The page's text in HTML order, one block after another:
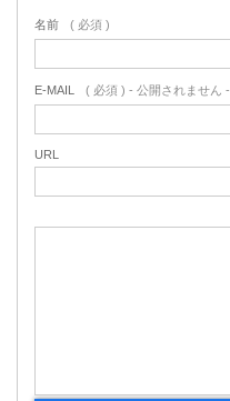
名前 ( 必須 )
E-MAIL ( 必須 ) - 公開されません -
URL